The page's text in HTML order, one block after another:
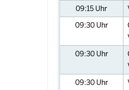
09:15 Uhr
09:30 Uhr
09:30 Uhr
09:30 Uhr